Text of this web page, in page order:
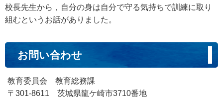
校長先生から，自分の身は自分で守る気持ちで訓練に取り
組むというお話がありました。
お問い合わせ
教育委員会 教育総務課
〒301-8611 茨城県龍ケ崎市3710番地